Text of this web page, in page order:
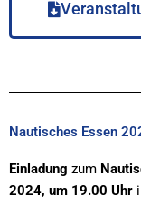
Nautisches Essen
Einladung zum
2024, um 19.00 Uhr